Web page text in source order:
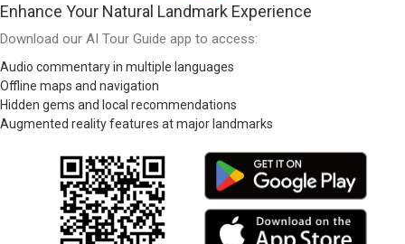
Enhance Your Natural Landmark Experience
Download our AI Tour Guide app to access:
Audio commentary in multiple languages
Offline maps and navigation
Hidden gems and local recommendations
Augmented reality features at major landmarks